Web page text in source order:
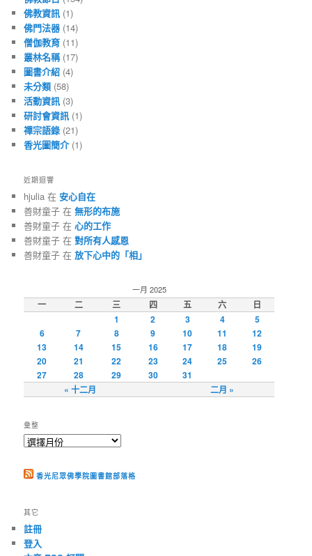
佛教資訊 (1)
佛門法器 (14)
僧伽教育 (11)
叢林名稱(17)
圖書介紹 (4)
未分類 (58)
活動資訊 (3)
研討會資訊 (1)
禪宗語錄 (21)
香光圖簡介(1)
近期迴響
hjulia 在安心自在
善財童子 在無形的布施
善財童子 在心的工作
善財童子 在對所有人感恩
善財童子 在放下心中的「相」
一月 2025
一 二 三 四 五 六 日
« 十二月 二月 »
1 2 3 4
5
6
7 8 9 10 11
12
13
14 15 16 17 18
19
20
21 22 23 24 25
26
27
28 29 30 31
彙整
香光尼眾佛學院圖書館部落格
其它
註冊
登入